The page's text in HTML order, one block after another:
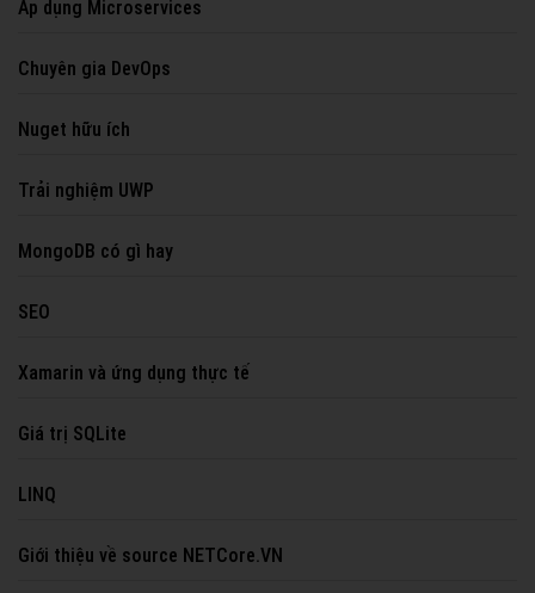
Áp dụng Microservices
Chuyên gia DevOps
Nuget hữu ích
Trải nghiệm UWP
MongoDB có gì hay
SEO
Xamarin và ứng dụng thực tế
Giá trị SQLite
LINQ
Giới thiệu về source NETCore.VN